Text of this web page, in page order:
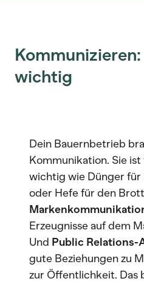
wichtig
Dein Bauernbetrieb
Kommunikation. Sie
wichtig wie Dünger für
oder Hefe für den
Erzeugnisse auf dem
Und Public Relations-
gute Beziehungen zu
zur Öffentlichkeit. Das